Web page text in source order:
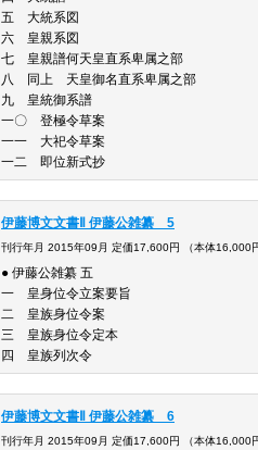
五 大
六 皇親系図
七 皇親譜何
八 同上 天皇
九 皇
一〇 登
一一 大
一二 即位新式抄
伊藤博文文書Ⅱ 伊藤公雑纂 5
刊行年月 2015年09月 定価17,600円 （本体16,000
● 伊藤公雑纂 五
一 皇身位令立案要旨
二 皇族身位令案
三 皇族身位令定本
四 皇族列次令
伊藤博文文書Ⅱ 伊藤公雑纂 6
刊行年月 2015年09月 定価17,600円 （本体16,000